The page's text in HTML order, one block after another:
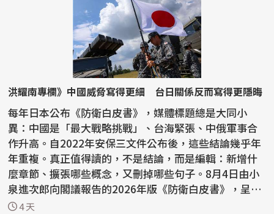
洪耀南專欄》中國威脅寫得更細 台日關係反而寫得更隱晦
每年日本公布《防衛白皮書》，媒體標題總是大同小
異：中國是「最大戰略挑戰」、台海緊張、中俄軍事合
作升高。自2022年安保三文件公布後，這些結論幾乎年
年重複。真正值得讀的，不是結論，而是編輯：新增什
麼章節、擴張哪些概念，又刪掉哪些句子。8月4日由小
泉進次郎向閣議報告的2026年版《防衛白皮書》，呈現
一個鮮明反...
4 天